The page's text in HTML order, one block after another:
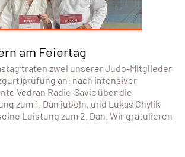
am Feiertag
traten zwei unserer Judo-Mitglieder
an: nach intensiver
Vedran Radic-Savic über die
zum 1. Dan jubeln, und Lukas Chylik
Leistung zum 2. Dan. Wir gratulieren